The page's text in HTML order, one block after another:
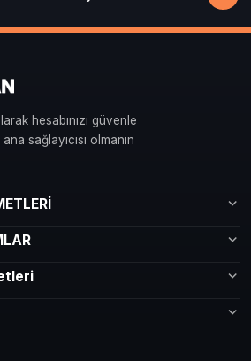
hesabınızı güvenle
sağlayıcısı olmanın
Danışman Canlı Destek